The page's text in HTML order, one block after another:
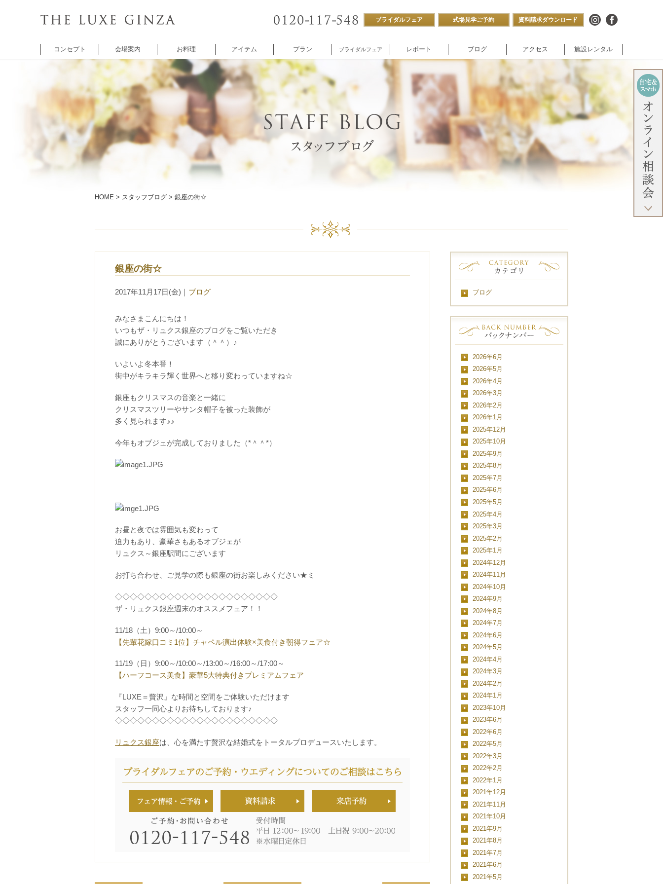
ブライダルフェア 式場見学ご予約 資料請求ダウンロード
コンセプト 会場案内
チャペル
バンケット
5thアベニュー
バンケット
シャンゼリゼ
アベニュー
レストラン
ANNOREVE
付帯設備
企業様向け
パーティ
施設内撮影貸し
お料理 アイテム プラン ブライダルフェア レポート ブログ アクセス 施設レンタル
HOME > スタッフブログ > 銀座の街☆
銀座の街☆
2017年11月17日(金) ｜ ブログ
みなさまこんにちは！
いつもザ・リュクス銀座のブログをご覧いただき
誠にありがとうございます（＾＾）♪
いよいよ冬本番！
街中がキラキラ輝く世界へと移り変わっていますね☆
銀座もクリスマスの音楽と一緒に
クリスマスツリーやサンタ帽子を被った装飾が
多く見られます♪♪
今年もオブジェが完成しておりました（*＾＾*）
お昼と夜では雰囲気も変わって
迫力もあり、豪華さもあるオブジェが
リュクス～銀座駅間にございます
お打ち合わせ、ご見学の際も銀座の街お楽しみください★ミ
◇◇◇◇◇◇◇◇◇◇◇◇◇◇◇◇◇◇◇◇◇◇
ザ・リュクス銀座週末のオススメフェア！！
11/18（土）9:00～/10:00～
【先輩花嫁口コミ1位】チャペル演出体験×美食付き朝得フェア☆
11/19（日）9:00～/10:00～/13:00～/16:00～/17:00～
【ハーフコース美食】豪華5大特典付きプレミアムフェア
『LUXE＝贅沢』な時間と空間をご体験いただけます
スタッフ一同心よりお待ちしております♪
◇◇◇◇◇◇◇◇◇◇◇◇◇◇◇◇◇◇◇◇◇◇
リュクス銀座は、心を満たす贅沢な結婚式をトータルプロデュースいたします。
ブログ
2026年6月
2026年5月
2026年4月
2026年3月
2026年2月
2026年1月
2025年12月
2025年10月
2025年9月
2025年8月
2025年7月
2025年6月
2025年5月
2025年4月
2025年3月
2025年2月
2025年1月
2024年12月
2024年11月
2024年10月
2024年9月
2024年8月
2024年7月
2024年6月
2024年5月
2024年4月
2024年3月
2024年2月
2024年1月
2023年10月
2023年6月
2022年6月
2022年5月
2022年3月
2022年2月
2022年1月
2021年12月
2021年11月
2021年10月
2021年9月
2021年8月
2021年7月
2021年6月
2021年5月